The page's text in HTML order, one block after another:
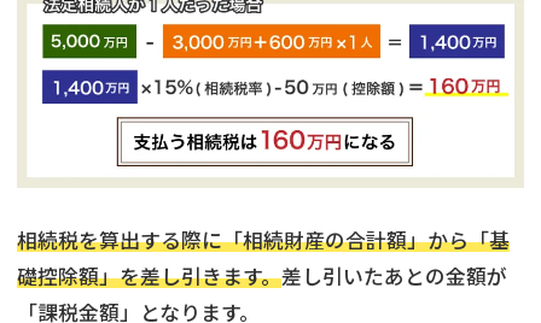
相続税を算出する際に「相続財産の合計額」から「基
礎控除額」を差し引きます。差し引いたあとの金額が
「課税金額」となります。
不動産の売却でお悩みならこちら